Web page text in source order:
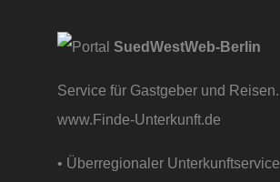
SuedWestWeb-Berlin
Service für Gastgeber und Reisen.
www.Finde-Unterkunft.de
• Überregionaler Unterkunftservice